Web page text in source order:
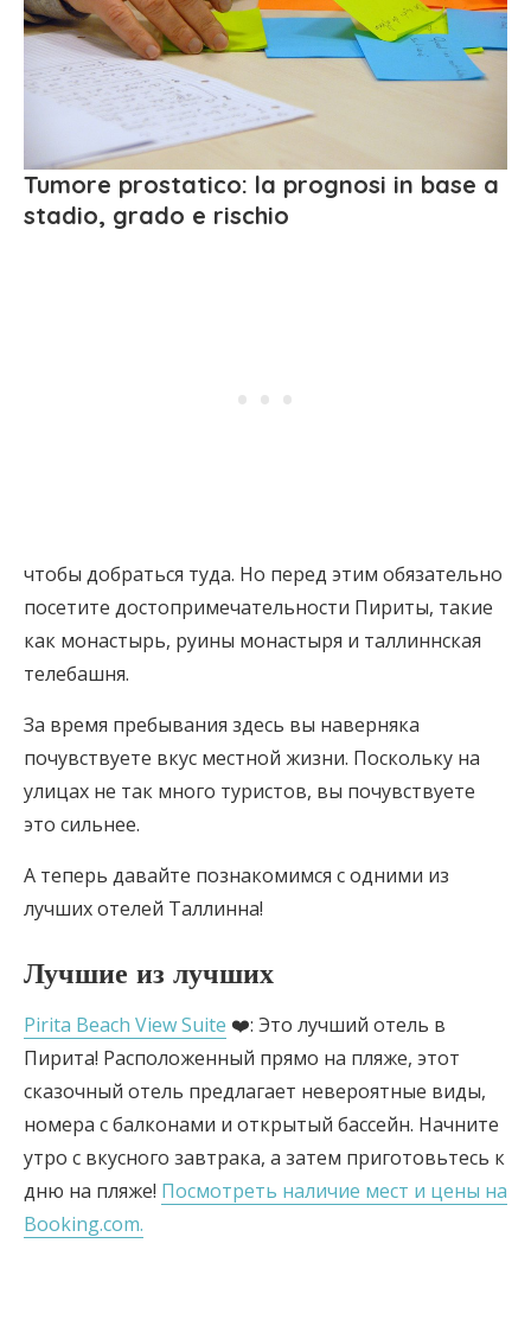
Tumore prostatico: la prognosi in base a
stadio, grado e rischio
чтобы добраться туда. Но перед этим обязательно
посетите достопримечательности Пириты, такие
как монастырь, руины монастыря и таллиннская
телебашня.
За время пребывания здесь вы наверняка
почувствуете вкус местной жизни. Поскольку на
улицах не так много туристов, вы почувствуете
это сильнее.
А теперь давайте познакомимся с одними из
лучших отелей Таллинна!
Лучшие из лучших
Pirita Beach View Suite ❤️: Это лучший отель в
Пирита! Расположенный прямо на пляже, этот
сказочный отель предлагает невероятные виды,
номера с балконами и открытый бассейн. Начните
утро с вкусного завтрака, а затем приготовьтесь к
дню на пляже! Посмотреть наличие мест и цены на
Booking.com.